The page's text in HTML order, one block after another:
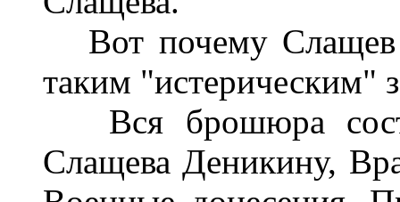
Вот почему Слащев
таким "истерическим"
Вся брошюра
Слащева Деникину,